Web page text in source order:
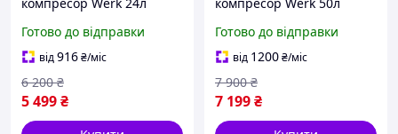
Повітряний пересувний з
поршнем 47мм для
фарбування та
підкачування
Готово до відправки
від916₴/міс
5 499₴
6 200 ₴
Повітряний пересувний
коаксіальний для
фарбування та СТО
Готово до відправки
від 1200₴/міс
7 199₴
7 900 ₴